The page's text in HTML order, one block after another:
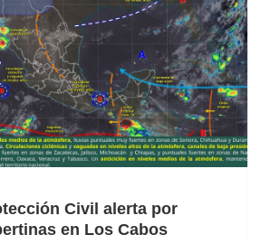
Civil alerta por
en Los Cabos